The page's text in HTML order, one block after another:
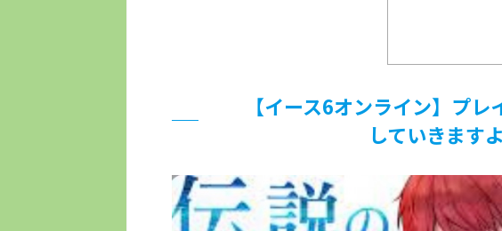
【イース6オンライン】プ
していきます